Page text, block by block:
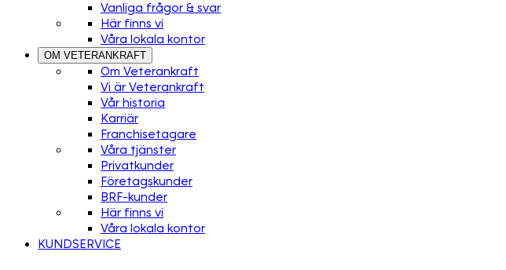
Vanliga frågor & svar
Här finns vi
Våra lokala kontor
OM VETERANKRAFT
Om Veterankraft
Vi är Veterankraft
Vår historia
Karriär
Franchisetagare
Våra tjänster
Privatkunder
Företagskunder
BRF-kunder
Här finns vi
Våra lokala kontor
KUNDSERVICE